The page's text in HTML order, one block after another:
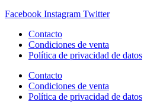
Facebook Instagram Twitter
Contacto
Condiciones de venta
Política de privacidad de datos
Contacto
Condiciones de venta
Política de privacidad de datos